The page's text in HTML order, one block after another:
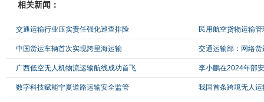
相关新闻：
交通运输行业压实责任强化巡查排险 民用航空货物运输
中国货运车辆首次实现跨里海运输 交通运输部：网络
广西低空无人机物流运输航线成功首飞 李小鹏在2024年部
数字科技赋能宁夏道路运输安全监管 我国首条跨境无人